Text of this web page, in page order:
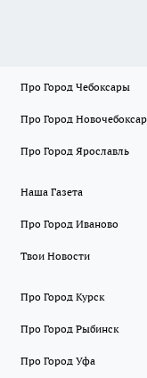
Про Город Чебоксары
Про Город
Про Город Ярославль
Наша Газета
Про Город Иваново
Твои Новости
Про Город Курск
Про Город Рыбинск
Про Город Уфа